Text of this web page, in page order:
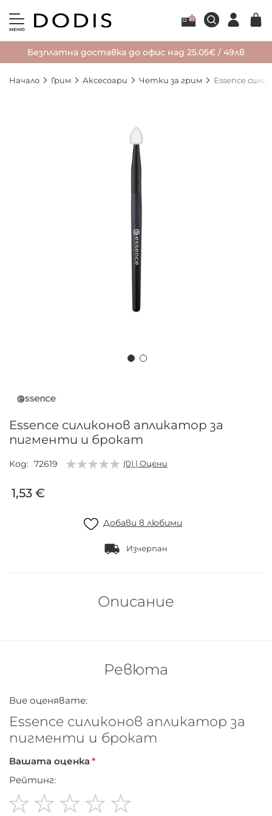
МЕНЮ
Безплатна доставка до офис над 25.05€ / 49лв
Начало Грим Аксесоари Четки за грим Essence
началото
галерия
със
снимки
Essence силиконов апликатор за
пигменти и брокат
Код 72619 (0) | Оцени
1,53 €
Добави в любими
Изчерпан
Описание
Ревюта
Вие оценявате:
Essence силиконов апликатор за
пигменти и брокат
Вашата оценка
Рейтинг: